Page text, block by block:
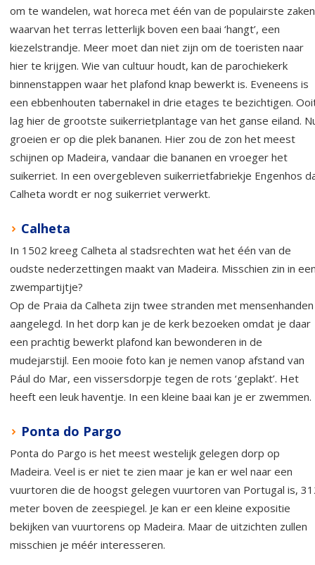
om te wandelen, wat horeca met één van de populairste zaken
waarvan het terras letterlijk boven een baai ‘hangt’, een
kiezelstrandje. Meer moet dan niet zijn om de toeristen naar
hier te krijgen. Wie van cultuur houdt, kan de parochiekerk
binnenstappen waar het plafond knap bewerkt is. Eveneens is
een ebbenhouten tabernakel in drie etages te bezichtigen.
lag hier de grootste suikerrietplantage van het ganse eiland.
groeien er op die plek bananen. Hier zou de zon het meest
schijnen op Madeira, vandaar die bananen en vroeger het
suikerriet. In een overgebleven suikerrietfabriekje Engenhos
Calheta wordt er nog suikerriet verwerkt.
Calheta
In 1502 kreeg Calheta al stadsrechten wat het één van de
oudste nederzettingen maakt van Madeira. Misschien zin in
zwempartijtje?
Op de Praia da Calheta zijn twee stranden met mensenhanden
aangelegd. In het dorp kan je de kerk bezoeken omdat je daar
een prachtig bewerkt plafond kan bewonderen in de
mudejarstijl. Een mooie foto kan je nemen vanop afstand van
Pául do Mar, een vissersdorpje tegen de rots ‘geplakt’. Het
heeft een leuk haventje. In een kleine baai kan je er zwemmen.
Ponta do Pargo
Ponta do Pargo is het meest westelijk gelegen dorp op
Madeira. Veel is er niet te zien maar je kan er wel naar een
vuurtoren die de hoogst gelegen vuurtoren van Portugal is,
meter boven de zeespiegel. Je kan er een kleine expositie
bekijken van vuurtorens op Madeira. Maar de uitzichten zullen
misschien je méér interesseren.